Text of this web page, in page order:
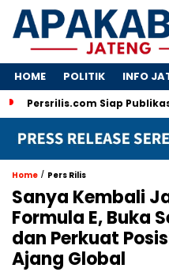
HOME POLITIK INFO
Persrilis.com Siap
Home / Pers Rilis
Sanya Kembali
Formula E, Buka
dan Perkuat
Ajang Global